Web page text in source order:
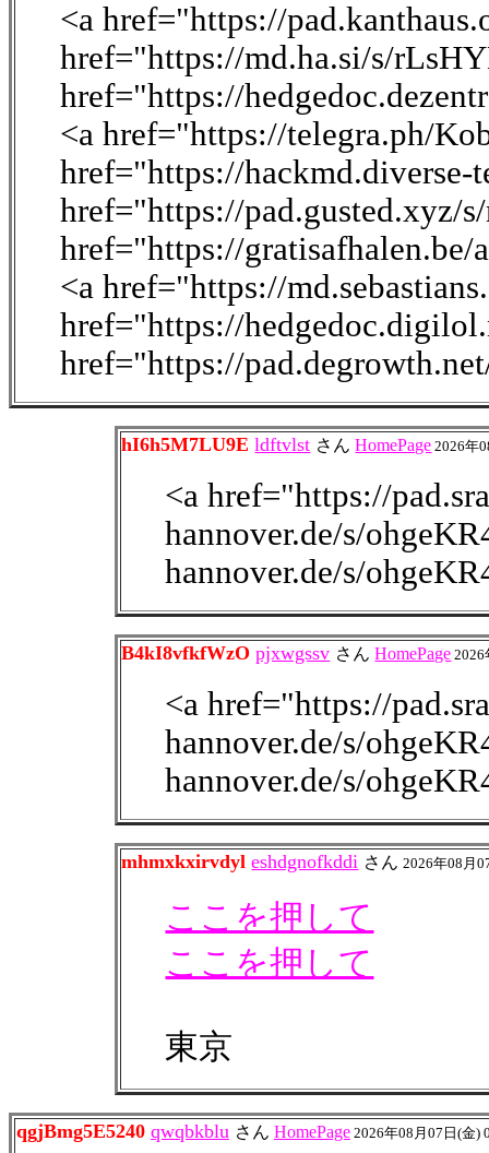
<a href="https://
href="https://md.ha.si/s/
href="https://
<a href="https://telegra.ph/
href="https://
href="https://pad.gusted.xyz/
href="https://
<a href="https://
href="https://
href="https://
hI6h5M7LU9E ldftvlst さんHomePage 2026年
<a href="https://
hannover.de/s/
hannover.de/s/
B4kI8vfkfWzO pjxwgssv さんHomePage 2026
<a href="https://
hannover.de/s/
hannover.de/s/
mhmxkxirvdyl eshdgnofkddi さん2026年08月
ここを押して
ここを押して
東京
qgjBmg5E5240 qwqbkblu さん HomePage 2026年08月07日(金)